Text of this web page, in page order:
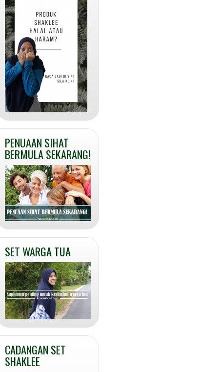
PENUAAN SIHAT
BERMULA SEKARANG!
SET WARGA TUA
CADANGAN SET
SHAKLEE